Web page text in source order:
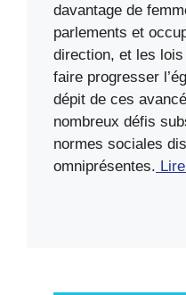
davantage de
parlements et
direction, et les
faire progresser
dépit de ces
nombreux défis
normes sociales
omniprésentes.